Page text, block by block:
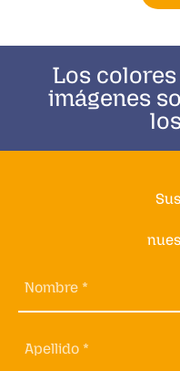
Los
imágenes
Nombre *
Apellido *